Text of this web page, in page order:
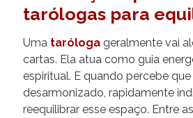
tarólogas para
Uma taróloga geralmente vai
cartas. Ela atua como guia
espiritual. E quando percebe
desarmonizado, rapidamente
reequilibrar esse espaço. Entre